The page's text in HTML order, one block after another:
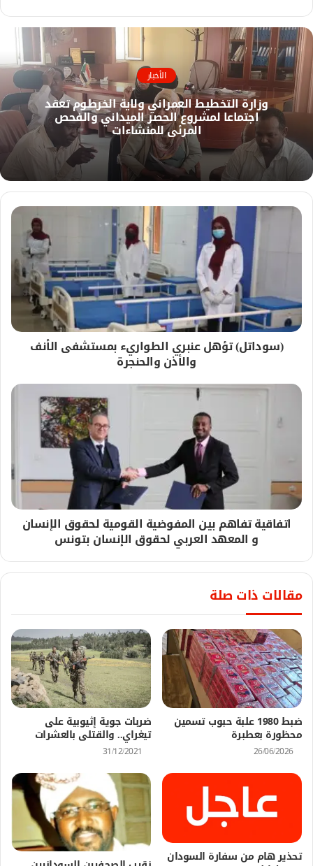
م
و
ا
ل
و
ي
ب
س
ب
و
ك الأخبار
وزارة التخطيط العمراني ولاية الخرطوم تعقد
اجتماعا لمشروع الحصر الميداني والفحص
المرئي للمنشاءات
(سوداتل) تؤهل عنبري الطواريء بمستشفى الأنف
والأذن والحنجرة
اتفاقية تفاهم بين المفوضية القومية لحقوق الإنسان
و المعهد العربي لحقوق الإنسان بتونس
مقالات ذات صلة
ضبط 1980 علبة حبوب تسمين
محظورة بعطبرة
26/06/2026
ضربات جوية إثيوبية على
تيغراي.. والقتلى بالعشرات
31/12/2021
تحذير هام من سفارة السودان